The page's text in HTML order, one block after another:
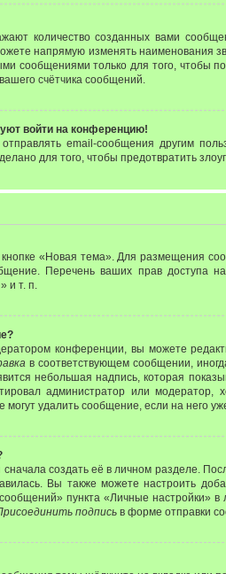
количество созданных вами
напрямую изменять наименования
сообщениями только для того, чтобы
счётчика сообщений.
войти на конференцию!
отправлять email-сообщения другим
для того, чтобы предотвратить
«Новая тема». Для размещения
Перечень ваших прав
и т. п.
конференции, вы можете
в соответствующем сообщении,
небольшая надпись, которая
администратор или
удалить сообщение, если на него
создать её в личном разделе.
Вы также можете настроить
пункта «Личные настройки»
подпись в форме отправки